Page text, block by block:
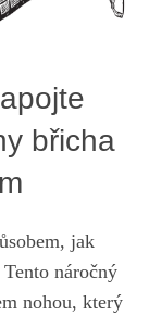
břicha
jak
náročný
nohou, který